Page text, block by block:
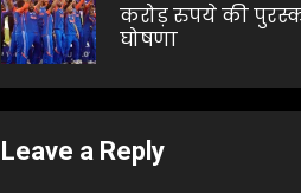
करोड़ रुपये की
घोषणा
Leave a Reply